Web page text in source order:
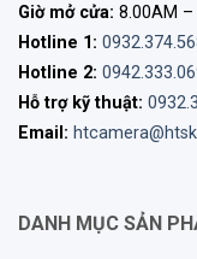
Giờ mở cửa: 8.00AM –
Hotline 1:
Hotline 2:
Hỗ trợ kỹ thuật:
Email:
DANH MỤC SẢN